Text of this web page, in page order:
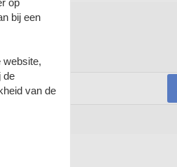
bij een
website,
de
van de